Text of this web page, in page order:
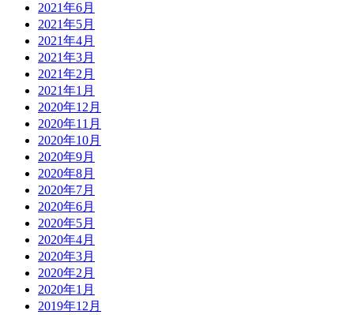
2021年6月
2021年5月
2021年4月
2021年3月
2021年2月
2021年1月
2020年12月
2020年11月
2020年10月
2020年9月
2020年8月
2020年7月
2020年6月
2020年5月
2020年4月
2020年3月
2020年2月
2020年1月
2019年12月